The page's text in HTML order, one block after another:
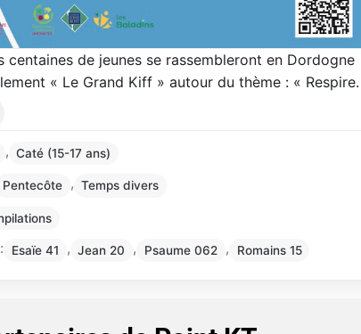
centaines de jeunes se rassembleront en Dordogne
« Le Grand Kiff » autour du thème : « Respire.
, Caté (15-17 ans)
Pentecôte , Temps divers
Esaïe 41 , Jean 20 , Psaume 062 , Romains 15